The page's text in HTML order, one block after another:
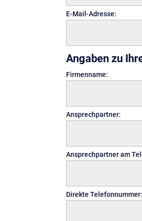
E-Mail-Adresse:
Angaben zu
Firmenname:
Ansprechpartner:
Ansprechpartner am
Direkte Telefonnummer: